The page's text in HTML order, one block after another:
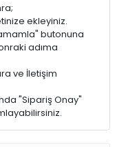
ekleyiniz.
butonuna
adıma
ve İletişim
"Sipariş Onay"